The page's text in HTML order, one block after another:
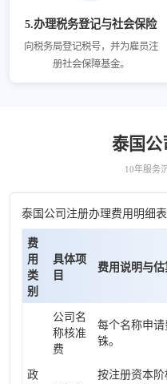
5.办理税务登记与社会保险
向税务局登记税号，并为雇员注
册社会保障基金。
泰国公
10年服务
泰国公司注册办理费用明细
费
用
类
别
具体项
目
费用说明与估
政
公司名
称核准
费
每个名称申
铢。
按注册资本